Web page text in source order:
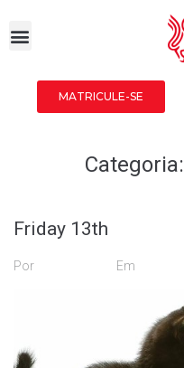
MATRICULE-SE
Categoria:
Friday 13th
Por Em